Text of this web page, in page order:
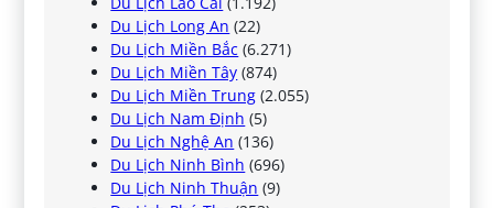
Du Lịch Long An (22)
Du Lịch Miền Bắc (6.271)
Du Lịch Miền Tây (874)
Du Lịch Miền Trung (2.055)
Du Lịch Nam Định (5)
Du Lịch Nghệ An (136)
Du Lịch Ninh Bình (696)
Du Lịch Ninh Thuận (9)